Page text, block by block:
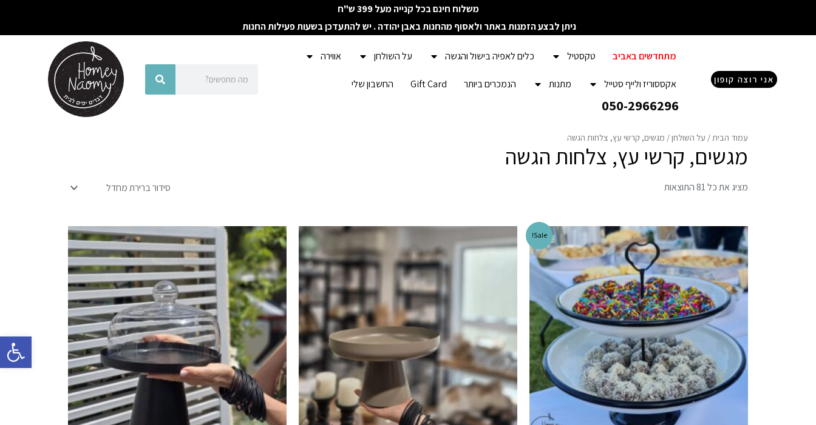
פתח
משלוח חינם בכל קנייה מעל 399 ש"ח
ניתן לבצע הזמנות באתר ולאסוף מהחנות באבן יהודה . יש להתעדכן בשעות פעילות החנות
אני רוצה קופון
מתחדשים באביב טקסטיל כלים לאפיה בישול והגשה על השולחן אווירה
אקססוריז ולייף סטייל מתנות הנמכרים ביותר Gift Card החשבון שלי
050-2966296
חיפוש
עמוד הבית/ על השולחן/ מגשים, קרשי עץ, צלחות הגשה
מגשים, קרשי עץ, צלחות הגשה
מציג את כל 81 התוצאות
Sale!